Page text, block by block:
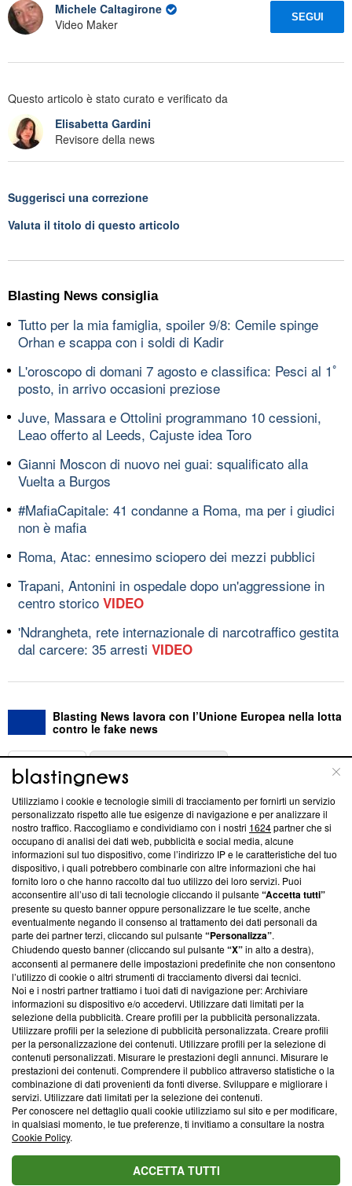
Michele Caltagirone
Video Maker
SEGUI
Questo articolo è stato curato e verificato da
Elisabetta Gardini
Revisore della news
Suggerisci una correzione
Valuta il titolo di questo articolo
Blasting News consiglia
Tutto per la mia famiglia, spoiler 9/8: Cemile spinge
Orhan e scappa con i soldi di Kadir
L'oroscopo di domani 7 agosto e classifica: Pesci al 1ﾟ
posto, in arrivo occasioni preziose
Juve, Massara e Ottolini programmano 10 cessioni,
Leao offerto al Leeds, Cajuste idea Toro
Gianni Moscon di nuovo nei guai: squalificato alla
Vuelta a Burgos
#MafiaCapitale: 41 condanne a Roma, ma per i giudici
non è mafia
Roma, Atac: ennesimo sciopero dei mezzi pubblici
Trapani, Antonini in ospedale dopo un'aggressione in
centro storico VIDEO
'Ndrangheta, rete internazionale di narcotraffico gestita
dal carcere: 35 arresti VIDEO
Blasting News lavora con l’Unione Europea nella lotta
contro le fake news
ABOUT
Questa sezione offre informazioni trasparenti su Blasting
News, sui nostri processi editoriali e su come ci impegniamo a
creare news di qualità. Inoltre, afferma la nostra aderenza a
‘Trust Project - News with Integrity’Blasting News non è
ancora membro del programma, ma ha richiesto di farne
parte; Trust Project non ha ancora effettuato una verifica di
conformità agli standard.
Su di noi
Team editoriale
Corporate
Redazione
Informativa Privacy
Cookie Policy
Blasting SA, IDI CHE-247.845.224, Via Carlo Frasca, 3 - 6900
Lugano (Svizzera) Tel:+39 0690258937
© 2026 Blasting News
Utilizziamo i cookie e tecnologie simili di tracciamento per fornirti un servizio
personalizzato rispetto alle tue esigenze di navigazione e per analizzare il
nostro traffico. Raccogliamo e condividiamo con i nostri 1624partner che si
occupano di analisi dei dati web, pubblicità e social media, alcune
informazioni sul tuo dispositivo, come l’indirizzo IP e le caratteristiche del tuo
dispositivo, i quali potrebbero combinarle con altre informazioni che hai
fornito loro o che hanno raccolto dal tuo utilizzo dei loro servizi. Puoi
acconsentire all’uso di tali tecnologie cliccando il pulsante“Accetta tutti”
presente su questo banner oppure personalizzare le tue scelte, anche
eventualmente negando il consenso al trattamento dei dati personali da
parte dei partner terzi, cliccando sul pulsante“Personalizza”.
Chiudendo questo banner (cliccando sul pulsante“X”in alto a destra),
acconsenti al permanere delle impostazioni predefinite che non consentono
l’utilizzo di cookie o altri strumenti di tracciamento diversi dai tecnici.
Noi e i nostri partner trattiamo i tuoi dati di navigazione per: Archiviare
informazioni su dispositivo e/o accedervi. Utilizzare dati limitati per la
selezione della pubblicità. Creare profili per la pubblicità personalizzata.
Utilizzare profili per la selezione di pubblicità personalizzata. Creare profili
per la personalizzazione dei contenuti. Utilizzare profili per la selezione di
contenuti personalizzati. Misurare le prestazioni degli annunci. Misurare le
prestazioni dei contenuti. Comprendere il pubblico attraverso statistiche o la
combinazione di dati provenienti da fonti diverse. Sviluppare e migliorare i
servizi. Utilizzare dati limitati per la selezione dei contenuti.
Per conoscere nel dettaglio quali cookie utilizziamo sul sito e per modificare,
in qualsiasi momento, le tue preferenze, ti invitiamo a consultare la nostra
Cookie Policy.
ACCETTA TUTTI